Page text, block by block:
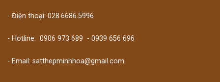
- Điện thoại: 028.6686.5996
- Hotline: 0906 973 689 - 0939 656 696
- Email: satthepminhhoa@gmail.com